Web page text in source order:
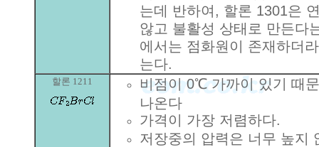
는데 반하여, 할론 1301은
않고 불활성 상태로 만든다
에서는 점화원이 존재하더
는다.
할론 1211 비점이 0℃ 가까이 있기 때
나온다
가격이 가장 저렴하다.
저장중의 압력은 너무 높지